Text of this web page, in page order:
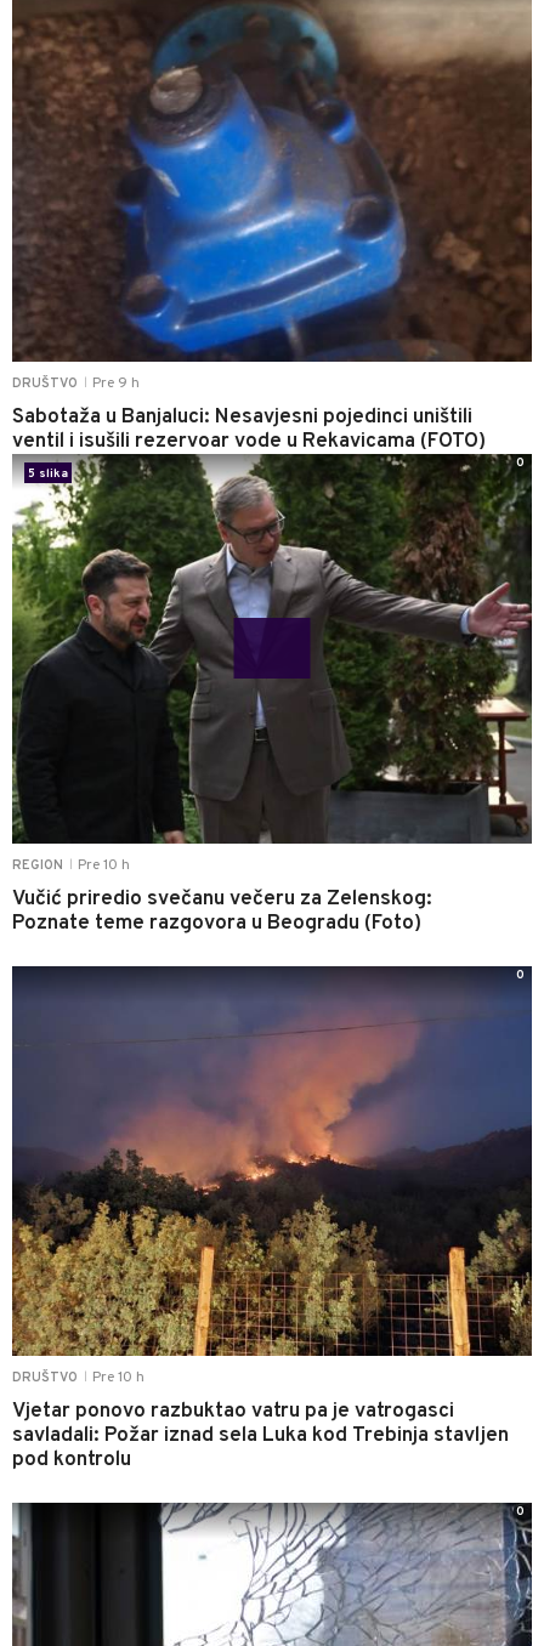
DRUŠTVO Pre 9 h
Sabotaža u Banjaluci: Nesavjesni pojedinci uništili
ventil i isušili rezervoar vode u Rekavicama (FOTO)
REGION Pre 10 h
Vučić priredio svečanu večeru za Zelenskog:
Poznate teme razgovora u Beogradu (Foto)
5 slika
0
DRUŠTVO Pre 10 h
Vjetar ponovo razbuktao vatru pa je vatrogasci
savladali: Požar iznad sela Luka kod Trebinja stavljen
pod kontrolu
0
0